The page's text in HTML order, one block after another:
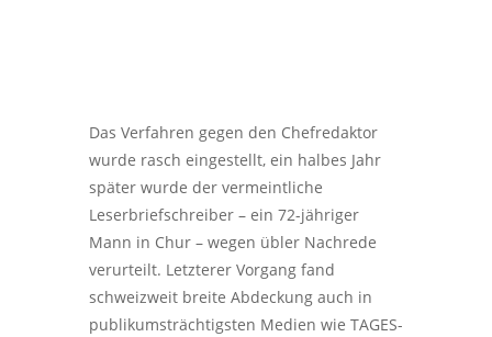
Das Verfahren gegen den Chefredaktor
wurde rasch eingestellt, ein halbes Jahr
später wurde der vermeintliche
Leserbriefschreiber – ein 72-jähriger
Mann in Chur – wegen übler Nachrede
verurteilt. Letzterer Vorgang fand
schweizweit breite Abdeckung auch in
publikumsträchtigsten Medien wie TAGES-